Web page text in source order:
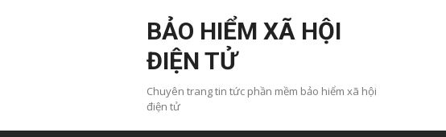
BẢO HIỂM XÃ HỘI
ĐIỆN TỬ
Chuyên trang tin tức phần mềm bảo hiểm xã hội
điện tử